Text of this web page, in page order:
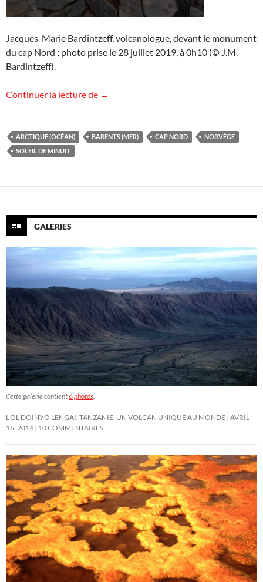
Jacques-Marie Bardintzeff, volcanologue, devant le monument
du cap Nord ; photo prise le 28 juillet 2019, à 0h10 (© J.M.
Bardintzeff).
Continuer la lecture de À minuit, au cap Nord, Norvège
→
ARCTIQUE (OCÉAN) BARENTS (MER) CAP NORD
NORVÈGE
SOLEIL DE MINUIT
GALERIES
Cette galerie contient6 photos
L’OL DOINYO LENGAI, TANZANIE, UN VOLCAN UNIQUE AU MONDE AVRIL
16, 2014 10 COMMENTAIRES